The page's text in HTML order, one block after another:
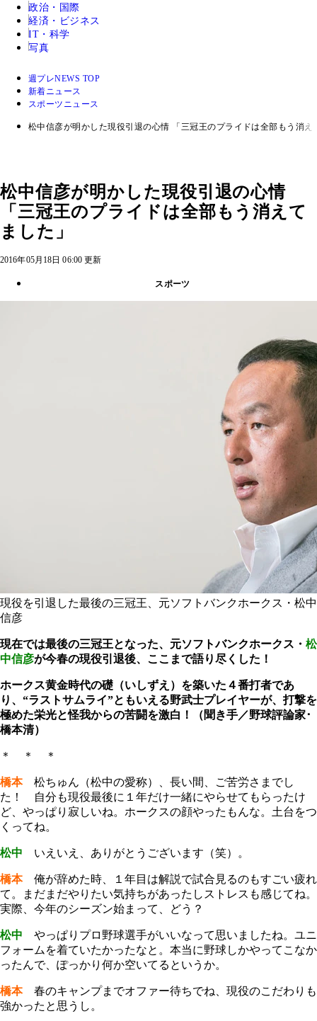
政治・国際
経済・ビジネス
IT・科学
写真
週プレNEWS TOP
新着ニュース
スポーツニュース
松中信彦が明かした現役引退の心情 「三冠王のプライドは全部もう消え
松中信彦が明かした現役引退の心情
「三冠王のプライドは全部もう消えて
ました」
2016年05月18日 06:00 更新
スポーツ
現役を引退した最後の三冠王、元ソフトバンクホークス・松中
信彦
現在では最後の三冠王となった、元ソフトバンクホークス・ 松
中信彦が今春の現役引退後、ここまで語り尽くした！
ホークス黄金時代の礎（いしずえ）を築いた４番打者であ
り、“ラストサムライ”ともいえる野武士プレイヤーが、打撃を
極めた栄光と怪我からの苦闘を激白！（聞き手／野球評論家･
橋本清）
＊ ＊ ＊
橋本
松ちゅん（松中の愛称）、長い間、ご苦労さまでし
た！ 自分も現役最後に１年だけ一緒にやらせてもらったけ
ど、やっぱり寂しいね。ホークスの顔やったもんな。土台をつ
くってね。
松中 いえいえ、ありがとうございます（笑）。
橋本俺が辞めた時、１年目は解説で試合見るのもすごい疲れ
て。まだまだやりたい気持ちがあったしストレスも感じてね。
実際、今年のシーズン始まって、どう？
松中 やっぱりプロ野球選手がいいなって思いましたね。ユニ
フォームを着ていたかったなと。本当に野球しかやってこなか
ったんで、ぽっかり何か空いてるというか。
橋本春のキャンプまでオファー待ちでね、現役のこだわりも
強かったと思うし。